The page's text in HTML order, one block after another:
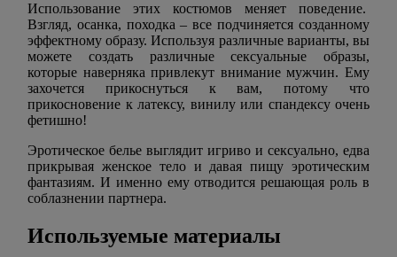
Использование этих костюмов меняет поведение.
Взгляд, осанка, походка – все подчиняется созданному
эффектному образу. Используя различные варианты, вы
можете создать различные сексуальные образы,
которые наверняка привлекут внимание мужчин. Ему
захочется прикоснуться к вам, потому что
прикосновение к латексу, винилу или спандексу очень
фетишно!
Эротическое белье выглядит игриво и сексуально, едва
прикрывая женское тело и давая пищу эротическим
фантазиям. И именно ему отводится решающая роль в
соблазнении партнера.
Используемые материалы